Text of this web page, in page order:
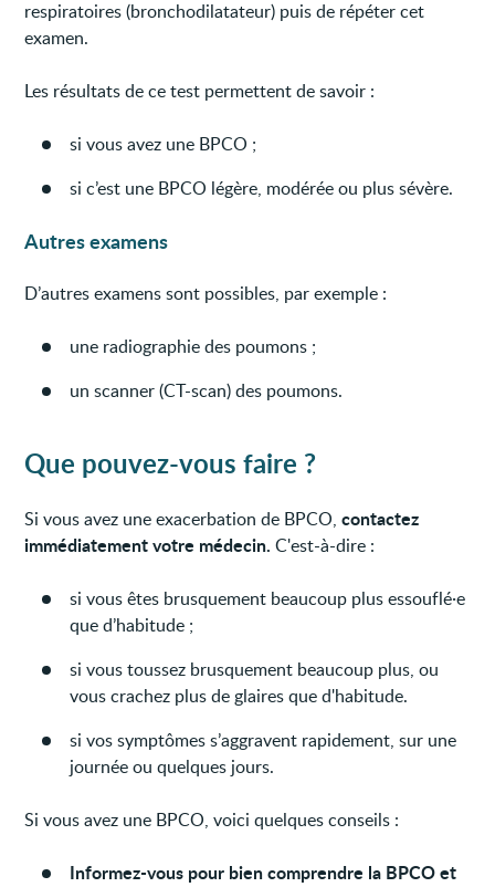
respiratoires (bronchodilatateur) puis de répéter cet
examen.
Les résultats de ce test permettent de savoir :
si vous avez une BPCO ;
si c’est une BPCO légère, modérée ou plus sévère.
Autres examens
D’autres examens sont possibles, par exemple :
une radiographie des poumons ;
un scanner (CT-scan) des poumons.
Que pouvez-vous faire ?
Si vous avez une exacerbation de BPCO,contactez
immédiatement votre médecin.C'est-à-dire :
si vous êtes brusquement beaucoup plus essouflé·e
que d’habitude ;
si vous toussez brusquement beaucoup plus, ou
vous crachez plus de glaires que d'habitude.
si vos symptômes s’aggravent rapidement, sur une
journée ou quelques jours.
Si vous avez une BPCO, voici quelques conseils :
Informez-vous pour bien comprendre la BPCO et